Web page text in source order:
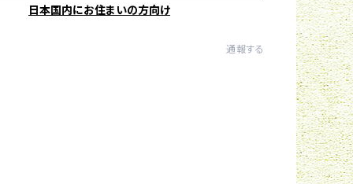
日本国内にお住まいの方向け
通報する